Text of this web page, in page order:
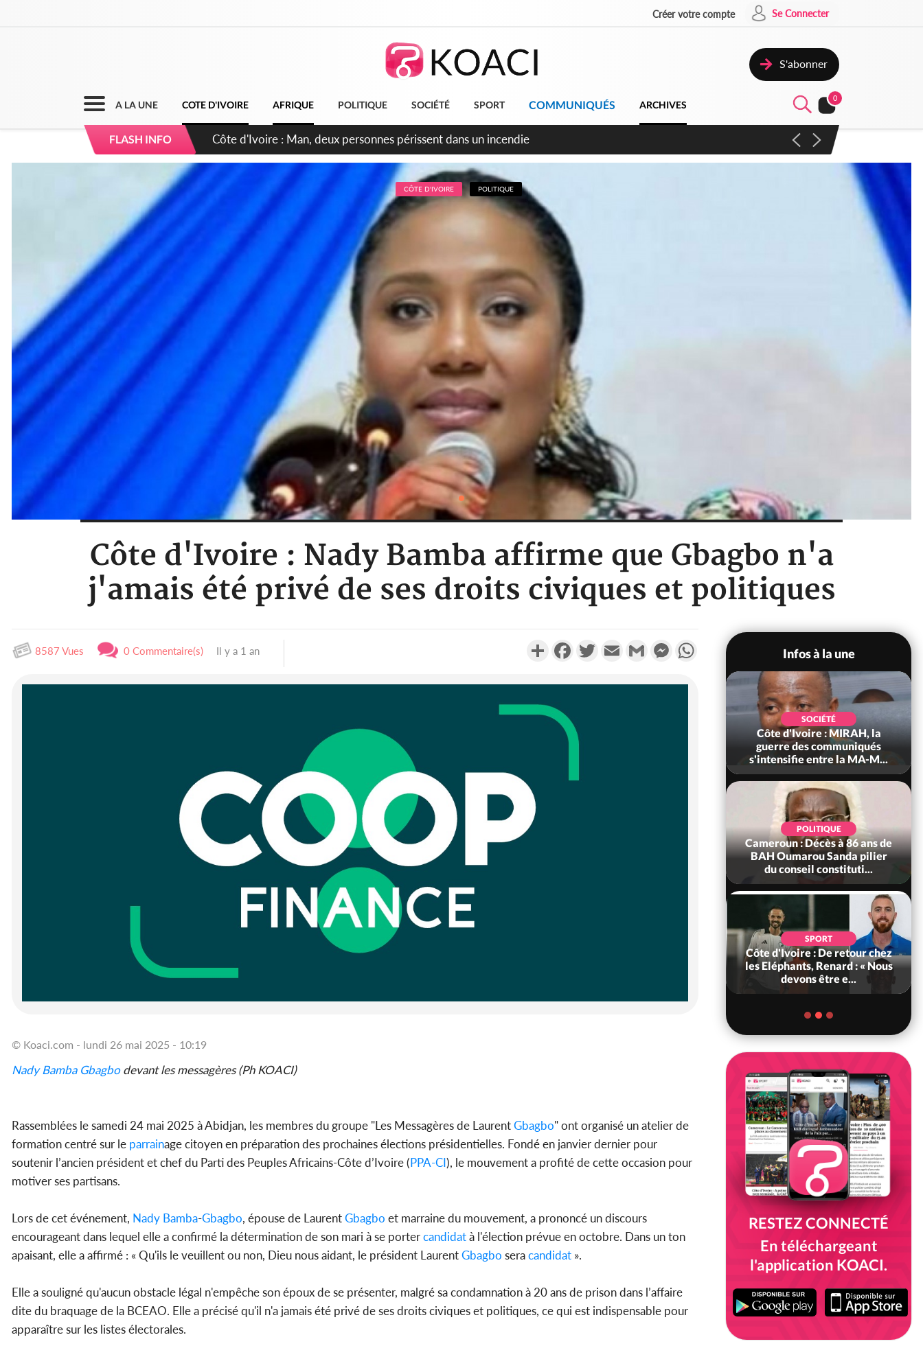
Créer votre compte Se Connecter
S'abonner
A LA UNE COTE D'IVOIRE AFRIQUE POLITIQUE SOCIÉTÉ SPORT COMMUNIQUÉS ARCHIVES
0
FLASH INFO
Côte d'Ivoire : Séileu, la célébration de la fête nationale transformée en vaste campagne contre les produits
dépigmentants dangereux
CÔTE D'IVOIRE POLITIQUE
Côte d'Ivoire : Nady Bamba affirme que Gbagbo n'a
j'amais été privé de ses droits civiques et politiques
8587 Vues 0 Commentaire(s) Il y a 1 an PartagerFacebookTwitterEmail Gmail MessengerWhatsApp
© Koaci.com - lundi 26 mai 2025 - 10:19
Nady Bamba Gbagbodevant les messagères (Ph KOACI)
Rassemblées le samedi 24 mai 2025 à Abidjan, les membres du groupe "Les Messagères de LaurentGbagbo" ont organisé un atelier de
formation centré sur le parrainage citoyen en préparation des prochaines élections présidentielles. Fondé en janvier dernier pour
soutenir l’ancien président et chef du Parti des Peuples Africains-Côte d’Ivoire (PPA-CI), le mouvement a profité de cette occasion pour
motiver ses partisans.
Lors de cet événement, Nady Bamba-Gbagbo, épouse de LaurentGbagbo et marraine du mouvement, a prononcé un discours
encourageant dans lequel elle a confirmé la détermination de son mari à se portercandidatà l'élection prévue en octobre. Dans un ton
apaisant, elle a affirmé : « Qu'ils le veuillent ou non, Dieu nous aidant, le président LaurentGbagbo seracandidat ».
Elle a souligné qu'aucun obstacle légal n'empêche son époux de se présenter, malgré sa condamnation à 20 ans de prison dans l’affaire
dite du braquage de la BCEAO. Elle a précisé qu'il n'a jamais été privé de ses droits civiques et politiques, ce qui est indispensable pour
apparaître sur les listes électorales.
Infos à la une
Côte d'Ivoire : Man, deux
personnes périssent dans un
SOCIÉTÉ
Côte d'Ivoire : MIRAH, la
guerre des communiqués
s'intensifie entre la MA-M...
POLITIQUE
Cameroun : Décès à 86 ans de
BAH Oumarou Sanda pilier
du conseil constituti...
SPORT
Côte d'Ivoire : De retour chez
les Eléphants, Renard : « Nous
devons être e...
RESTEZ CONNECTÉ
En téléchargeant
l'application KOACI.